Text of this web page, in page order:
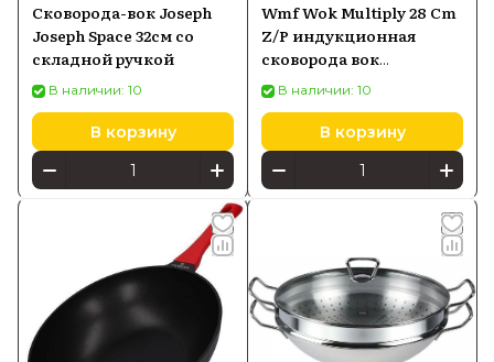
Сковорода-вок Joseph
Joseph Space 32см со
складной ручкой
В наличии: 10
В корзину
Wmf Wok Multiply 28 Cm
Z/P индукционная
сковорода вок
0753506040
В наличии: 10
В корзину